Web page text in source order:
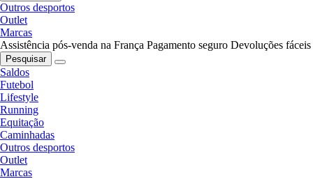
Outros desportos
Outlet
Marcas
Assistência pós-venda na França Pagamento seguro Devoluções fáceis
Pesquisar
Saldos
Futebol
Lifestyle
Running
Equitação
Caminhadas
Outros desportos
Outlet
Marcas